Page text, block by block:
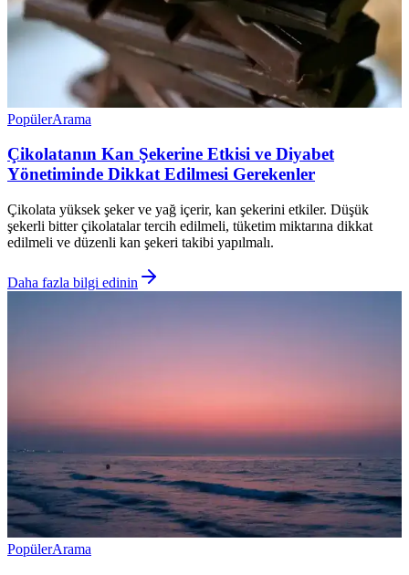
PopülerArama
Çikolatanın Kan Şekerine Etkisi ve Diyabet
Yönetiminde Dikkat Edilmesi Gerekenler
Çikolata yüksek şeker ve yağ içerir, kan şekerini etkiler. Düşük
şekerli bitter çikolatalar tercih edilmeli, tüketim miktarına dikkat
edilmeli ve düzenli kan şekeri takibi yapılmalı.
Daha fazla bilgi edinin
PopülerArama